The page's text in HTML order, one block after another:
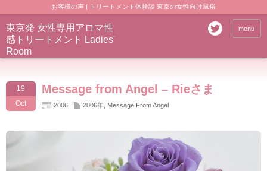
お客様の声 | トリートメント体験談 東京の女性向け風俗
東京発 女性専用アロマ性
感トリートメント Ladies'
Room
menu
19
Oct
Message from Angel – Rieさま
2006 2006年 Message From Angel